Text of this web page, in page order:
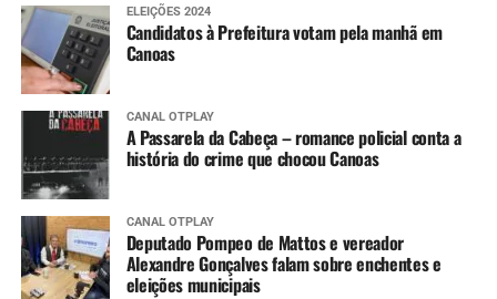
ELEIÇÕES 2024
Candidatos à Prefeitura votam pela manhã em
Canoas
CANAL OTPLAY
A Passarela da Cabeça – romance policial conta a
história do crime que chocou Canoas
CANAL OTPLAY
Deputado Pompeo de Mattos e vereador
Alexandre Gonçalves falam sobre enchentes e
eleições municipais